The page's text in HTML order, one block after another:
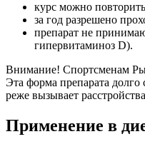
курс можно
за год разрешено
препарат не
гипервитаминоз D).
Внимание! Спортсменам
Эта форма препарата долго
реже вызывает
Применение в